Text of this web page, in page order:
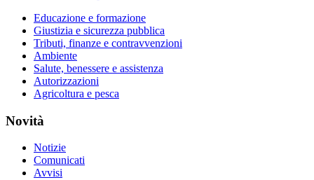
Educazione e formazione
Giustizia e sicurezza pubblica
Tributi, finanze e contravvenzioni
Ambiente
Salute, benessere e assistenza
Autorizzazioni
Agricoltura e pesca
Novità
Notizie
Comunicati
Avvisi